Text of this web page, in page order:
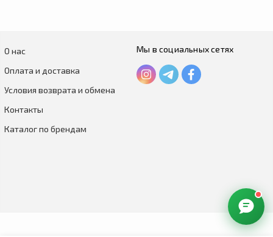
О нас
Оплата и доставка
Условия возврата и обмена
Контакты
Каталог по брендам
Мы в социальных сетях